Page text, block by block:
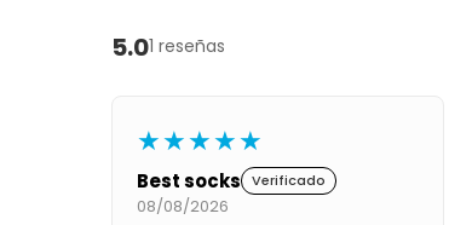
5.01 reseñas
★★★★★
Best socks Verificado
08/08/2026